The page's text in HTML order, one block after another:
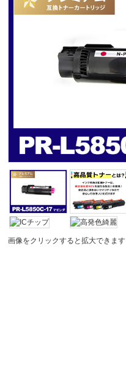
画像をクリックすると拡大できます